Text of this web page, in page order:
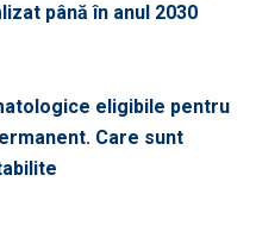
până în anul 2030
eligibile pentru
Care sunt